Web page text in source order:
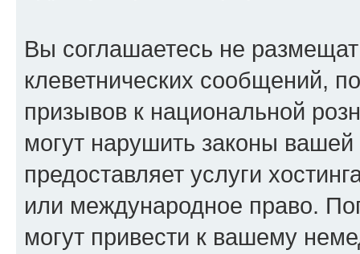
Вы соглашаетесь не
клеветнических сообщений,
призывов к национальной
могут нарушить законы
предоставляет услуги
или международное право.
могут привести к вашему